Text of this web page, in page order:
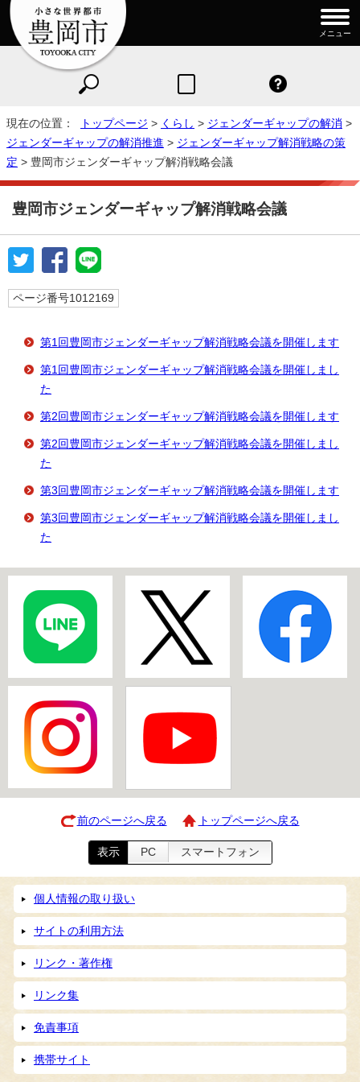
メニュー
現在の位置： トップページ > くらし > ジェンダーギャップの解消 >
ジェンダーギャップの解消推進 > ジェンダーギャップ解消戦略の策
定 > 豊岡市ジェンダーギャップ解消戦略会議
豊岡市ジェンダーギャップ解消戦略会議
ページ番号1012169
第1回豊岡市ジェンダーギャップ解消戦略会議を開催します
第1回豊岡市ジェンダーギャップ解消戦略会議を開催しまし
た
第2回豊岡市ジェンダーギャップ解消戦略会議を開催します
第2回豊岡市ジェンダーギャップ解消戦略会議を開催しまし
た
第3回豊岡市ジェンダーギャップ解消戦略会議を開催します
第3回豊岡市ジェンダーギャップ解消戦略会議を開催しまし
た
前のページへ戻る トップページへ戻る
表示 PC スマートフォン
個人情報の取り扱い
サイトの利用方法
リンク・著作権
リンク集
免責事項
携帯サイト